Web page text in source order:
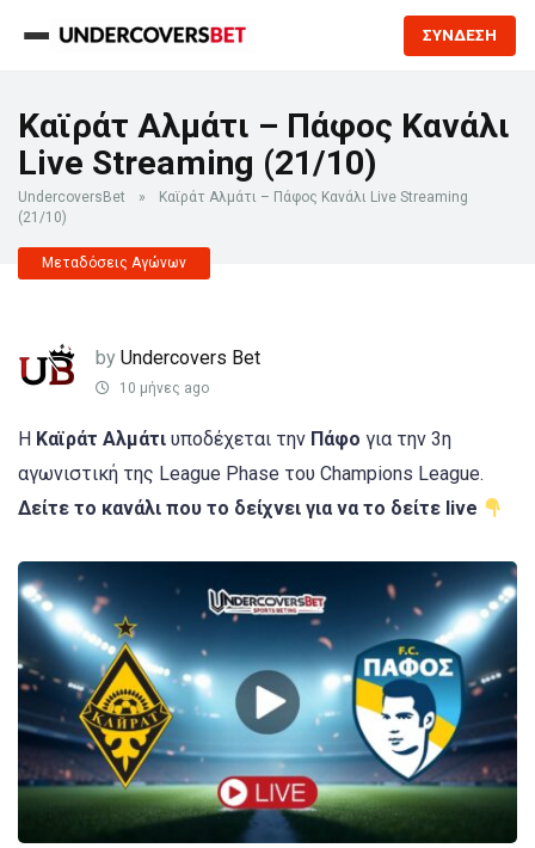
ΣΥΝΔΕΣΗ
Καϊράτ Αλμάτι – Πάφος Κανάλι
Live Streaming (21/10)
UndercoversBet »
Καϊράτ Αλμάτι – Πάφος Κανάλι Live Streaming
(21/10)
Μεταδόσεις Αγώνων
by Undercovers Bet
10 μήνες ago
Η Καϊράτ Αλμάτι υποδέχεται την Πάφο για την 3η
αγωνιστική της League Phase του Champions League.
Δείτε το κανάλι που το δείχνει για να το δείτε live